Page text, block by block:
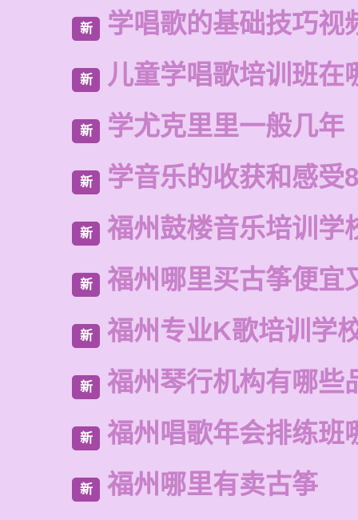
新 学唱歌的基础技巧视
新 儿童学唱歌培训班在
新 学尤克里里一般几年
新 学音乐的收获和感受
新 福州鼓楼音乐培训学
新 福州哪里买古筝便宜
新 福州专业K歌培训学
新 福州琴行机构有哪些
新 福州唱歌年会排练班
新 福州哪里有卖古筝